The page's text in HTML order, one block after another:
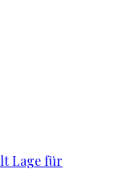
Lage für